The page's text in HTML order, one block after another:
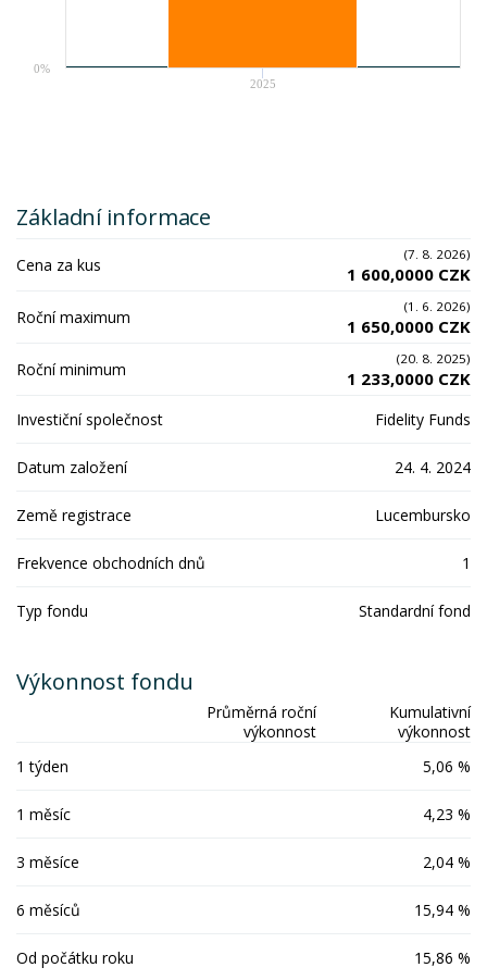
2025
0%
Základní informace
Cena za kus (7. 8. 2026)
1 600,0000 CZK
Roční maximum (1. 6. 2026)
1 650,0000 CZK
Roční minimum (20. 8. 2025)
1 233,0000 CZK
Investiční společnost Fidelity Funds
Datum založení 24. 4. 2024
Země registrace Lucembursko
Frekvence obchodních dnů 1
Typ fondu Standardní fond
Výkonnost fondu
Průměrná roční
výkonnost
Kumulativní
výkonnost
1 týden
5,06 %
1 měsíc 4,23 %
3 měsíce 2,04 %
6 měsíců 15,94 %
Od počátku roku 15,86 %